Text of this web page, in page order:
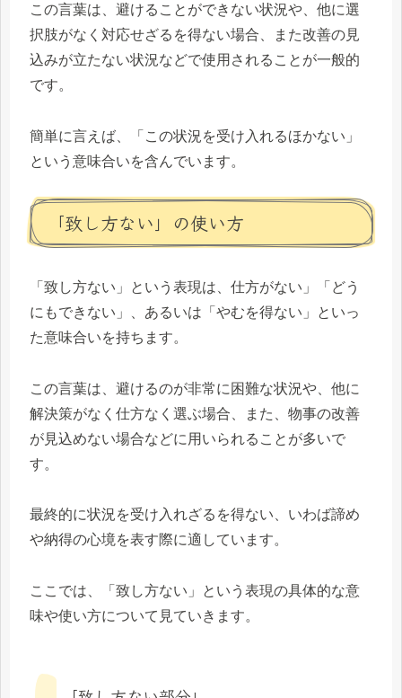
この言葉は、避けることができない状況や、他に選
択肢がなく対応せざるを得ない場合、また改善の見
込みが立たない状況などで使用されることが一般的
です。
簡単に言えば、「この状況を受け入れるほかない」
という意味合いを含んでいます。
「致し方ない」の使い方
「致し方ない」という表現は、仕方がない」「どう
にもできない」、あるいは「やむを得ない」といっ
た意味合いを持ちます。
この言葉は、避けるのが非常に困難な状況や、他に
解決策がなく仕方なく選ぶ場合、また、物事の改善
が見込めない場合などに用いられることが多いで
す。
最終的に状況を受け入れざるを得ない、いわば諦め
や納得の心境を表す際に適しています。
ここでは、「致し方ない」という表現の具体的な意
味や使い方について見ていきます。